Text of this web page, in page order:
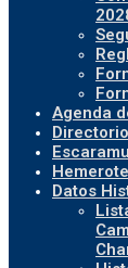
Agenda
Datos